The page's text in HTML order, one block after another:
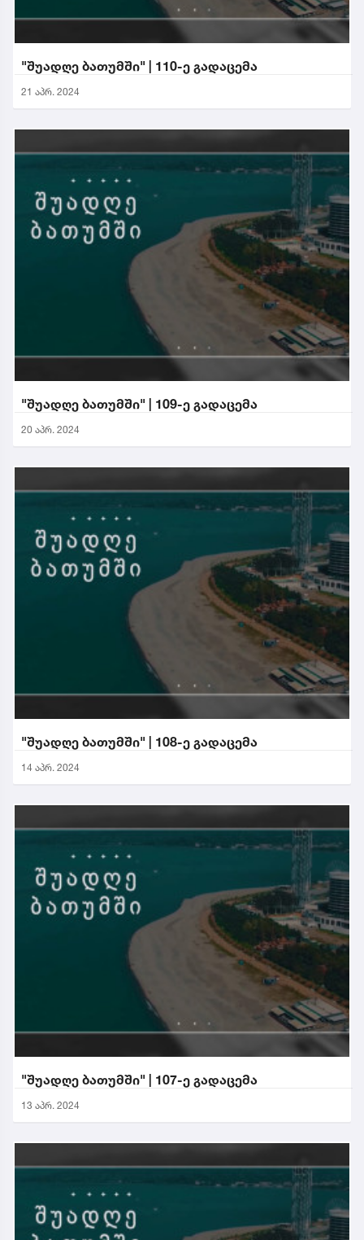
"შუადღე ბათუმში" | 110-ე გადაცემა
21 აპრ. 2024
"შუადღე ბათუმში" | 109-ე გადაცემა
20 აპრ. 2024
"შუადღე ბათუმში" | 108-ე გადაცემა
14 აპრ. 2024
"შუადღე ბათუმში" | 107-ე გადაცემა
13 აპრ. 2024